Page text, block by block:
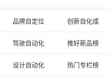
品牌自定位 创新自化成
驾驶自动化 推好新品榜
设计自动化 热门专栏榜